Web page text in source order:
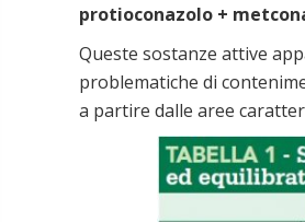
protioconazolo +
Queste sostanze attive
problematiche di
a partire dalle aree